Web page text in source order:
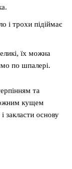
і трохи підіймає
їх можна
по шпалері.
та
кущем
закласти основу